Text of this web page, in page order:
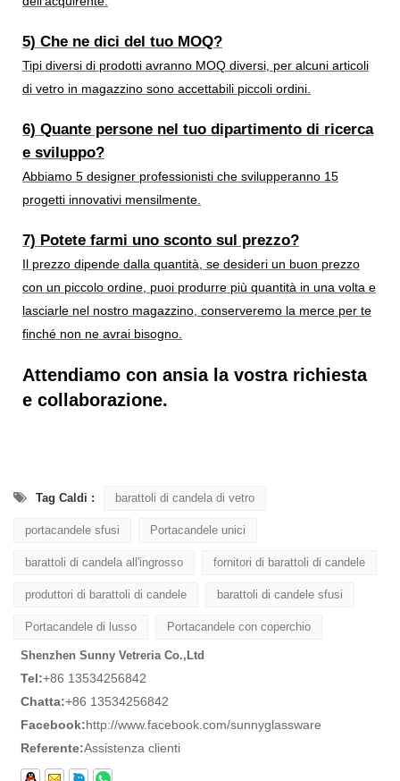
5) Che ne dici del tuo MOQ?
Tipi diversi di prodotti avranno MOQ diversi, per alcuni articoli
di vetro in magazzino sono accettabili piccoli ordini.
6) Quante persone nel tuo dipartimento di ricerca
e sviluppo?
Abbiamo 5 designer professionisti che svilupperanno 15
progetti innovativi mensilmente.
7) Potete farmi uno sconto sul prezzo?
Il prezzo dipende dalla quantità, se desideri un buon prezzo
con un piccolo ordine, puoi produrre più quantità in una volta e
lasciarle nel nostro magazzino, conserveremo la merce per te
finché non ne avrai bisogno.
Attendiamo con ansia la vostra richiesta
e collaborazione.
Tag Caldi : barattoli di candela di vetro
portacandele sfusi Portacandele unici
barattoli di candela all'ingrosso fornitori di barattoli di candele
produttori di barattoli di candele barattoli di candele sfusi
Portacandele di lusso Portacandele con coperchio
Shenzhen Sunny Vetreria Co.,Ltd
Tel:+86 13534256842
Chatta:+86 13534256842
Facebook:http://www.facebook.com/sunnyglassware
Referente:Assistenza clienti